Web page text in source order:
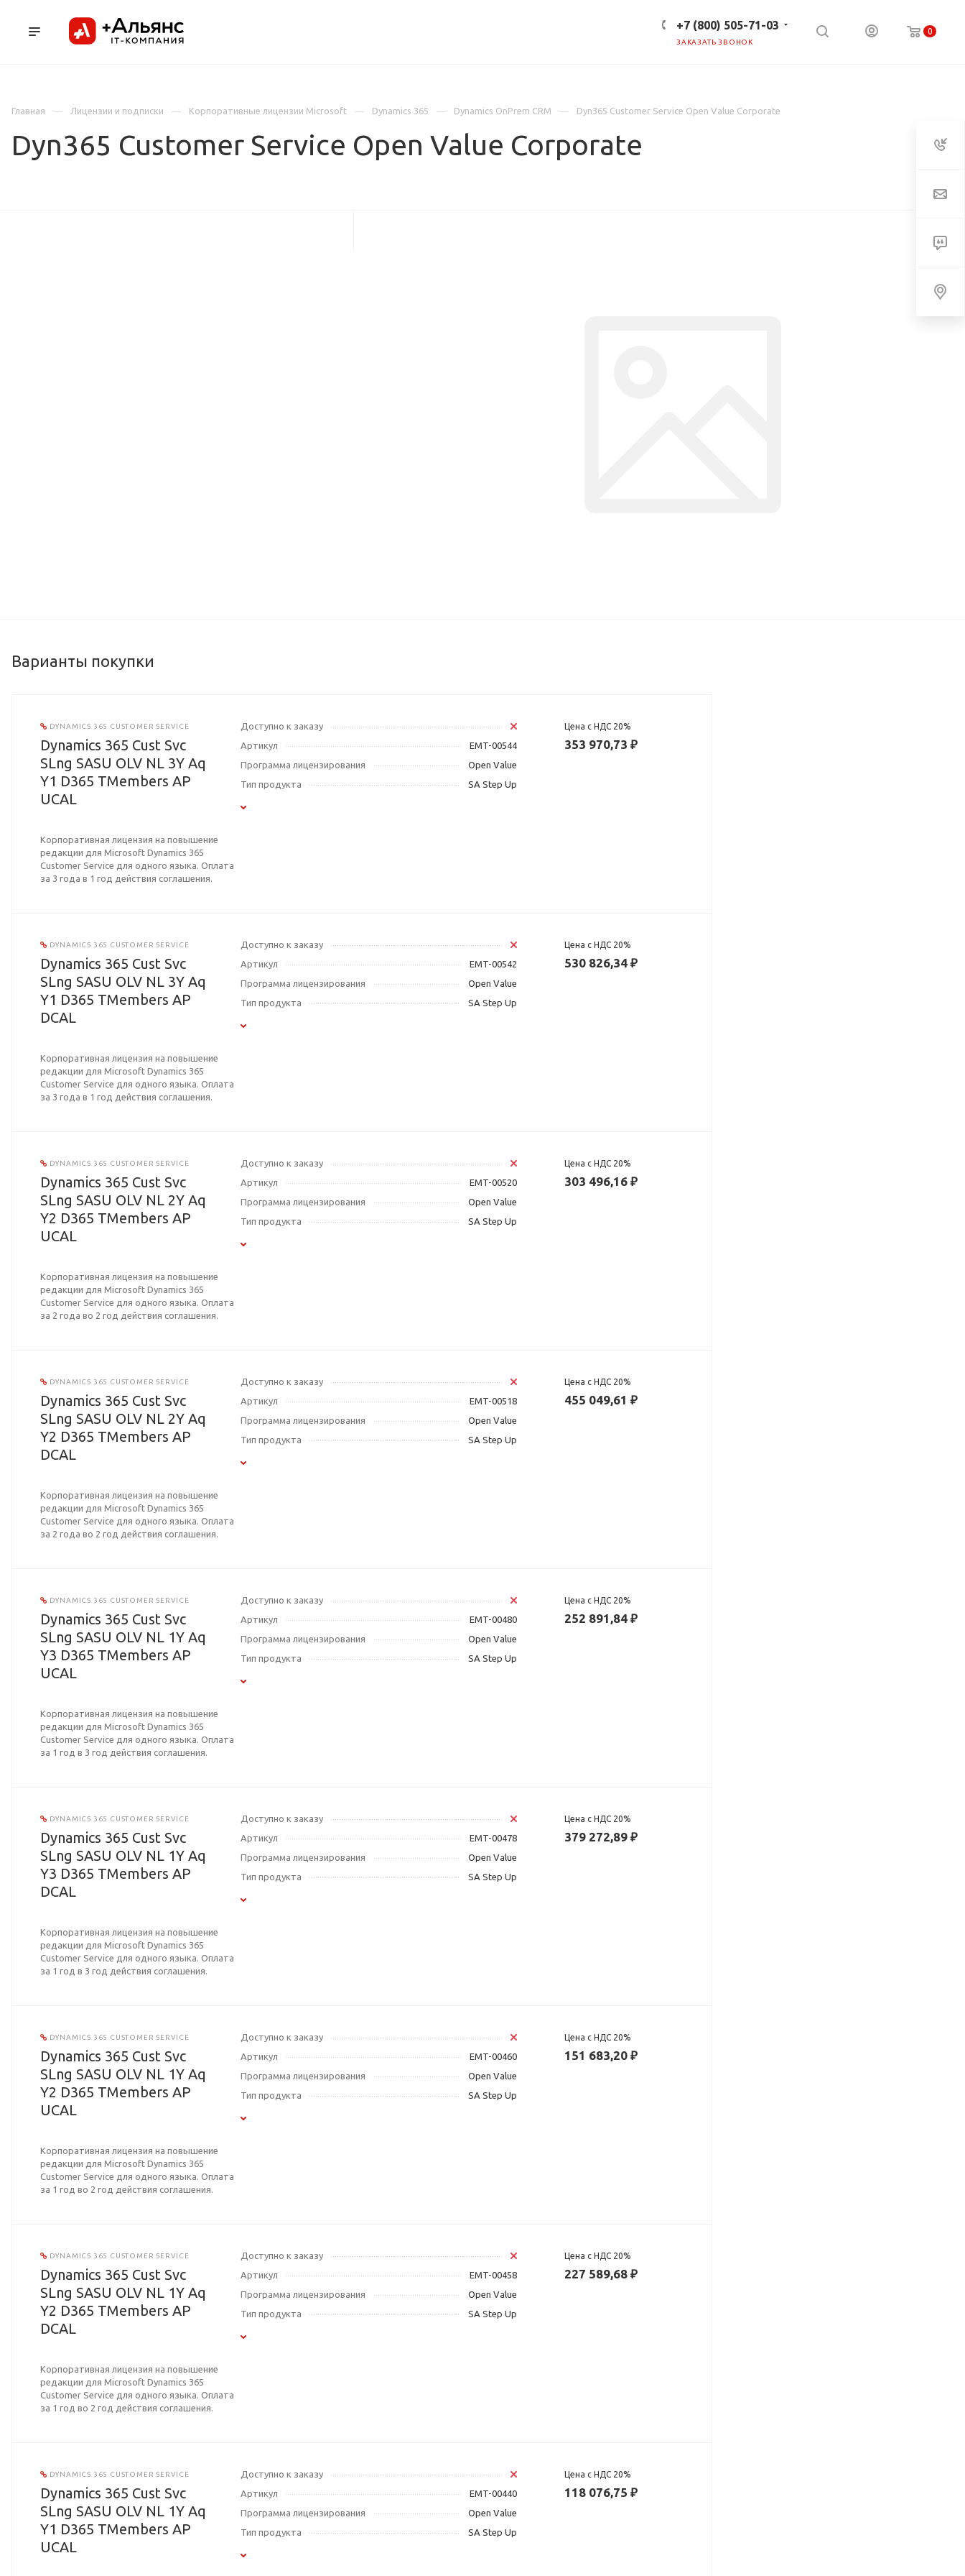
0
+7 (800) 505-71-03
ЗАКАЗАТЬ ЗВОНОК
Главная
Лицензии и подписки Корпоративные лицензии Microsoft Dynamics 365 Dynamics OnPrem CRM Dyn365 Customer Service Open Value Corporate
Dyn365 Customer Service Open Value Corporate
Варианты покупки
DYNAMICS 365 CUSTOMER SERVICE
Dynamics 365 Cust Svc
SLng SASU OLV NL 3Y Aq
Y1 D365 TMembers AP
UCAL
Корпоративная лицензия на повышение
редакции для Microsoft Dynamics 365
Customer Service для одного языка. Оплата
за 3 года в 1 год действия соглашения.
Доступно к заказу
Артикул
EMT-00544
Программа лицензирования
Open Value
Тип продукта
SA Step Up
Цена с НДС 20%
353 970,73 ₽
DYNAMICS 365 CUSTOMER SERVICE
Dynamics 365 Cust Svc
SLng SASU OLV NL 3Y Aq
Y1 D365 TMembers AP
DCAL
Корпоративная лицензия на повышение
редакции для Microsoft Dynamics 365
Customer Service для одного языка. Оплата
за 3 года в 1 год действия соглашения.
Доступно к заказу
Артикул
EMT-00542
Программа лицензирования
Open Value
Тип продукта
SA Step Up
Цена с НДС 20%
530 826,34 ₽
DYNAMICS 365 CUSTOMER SERVICE
Dynamics 365 Cust Svc
SLng SASU OLV NL 2Y Aq
Y2 D365 TMembers AP
UCAL
Корпоративная лицензия на повышение
редакции для Microsoft Dynamics 365
Customer Service для одного языка. Оплата
за 2 года во 2 год действия соглашения.
Доступно к заказу
Артикул
EMT-00520
Программа лицензирования
Open Value
Тип продукта
SA Step Up
Цена с НДС 20%
303 496,16 ₽
DYNAMICS 365 CUSTOMER SERVICE
Dynamics 365 Cust Svc
SLng SASU OLV NL 2Y Aq
Y2 D365 TMembers AP
DCAL
Корпоративная лицензия на повышение
редакции для Microsoft Dynamics 365
Customer Service для одного языка. Оплата
за 2 года во 2 год действия соглашения.
Доступно к заказу
Артикул
EMT-00518
Программа лицензирования
Open Value
Тип продукта
SA Step Up
Цена с НДС 20%
455 049,61 ₽
DYNAMICS 365 CUSTOMER SERVICE
Dynamics 365 Cust Svc
SLng SASU OLV NL 1Y Aq
Y3 D365 TMembers AP
UCAL
Корпоративная лицензия на повышение
редакции для Microsoft Dynamics 365
Customer Service для одного языка. Оплата
за 1 год в 3 год действия соглашения.
Доступно к заказу
Артикул
EMT-00480
Программа лицензирования
Open Value
Тип продукта
SA Step Up
Цена с НДС 20%
252 891,84 ₽
DYNAMICS 365 CUSTOMER SERVICE
Dynamics 365 Cust Svc
SLng SASU OLV NL 1Y Aq
Y3 D365 TMembers AP
DCAL
Корпоративная лицензия на повышение
редакции для Microsoft Dynamics 365
Customer Service для одного языка. Оплата
за 1 год в 3 год действия соглашения.
Доступно к заказу
Артикул
EMT-00478
Программа лицензирования
Open Value
Тип продукта
SA Step Up
Цена с НДС 20%
379 272,89 ₽
DYNAMICS 365 CUSTOMER SERVICE
Dynamics 365 Cust Svc
SLng SASU OLV NL 1Y Aq
Y2 D365 TMembers AP
UCAL
Корпоративная лицензия на повышение
редакции для Microsoft Dynamics 365
Customer Service для одного языка. Оплата
за 1 год во 2 год действия соглашения.
Доступно к заказу
Артикул
EMT-00460
Программа лицензирования
Open Value
Тип продукта
SA Step Up
Цена с НДС 20%
151 683,20 ₽
DYNAMICS 365 CUSTOMER SERVICE
Dynamics 365 Cust Svc
SLng SASU OLV NL 1Y Aq
Y2 D365 TMembers AP
DCAL
Корпоративная лицензия на повышение
редакции для Microsoft Dynamics 365
Customer Service для одного языка. Оплата
за 1 год во 2 год действия соглашения.
Доступно к заказу
Артикул
EMT-00458
Программа лицензирования
Open Value
Тип продукта
SA Step Up
Цена с НДС 20%
227 589,68 ₽
DYNAMICS 365 CUSTOMER SERVICE
Dynamics 365 Cust Svc
SLng SASU OLV NL 1Y Aq
Y1 D365 TMembers AP
UCAL
Доступно к заказу
Артикул
EMT-00440
Программа лицензирования
Open Value
Тип продукта
SA Step Up
Цена с НДС 20%
118 076,75 ₽